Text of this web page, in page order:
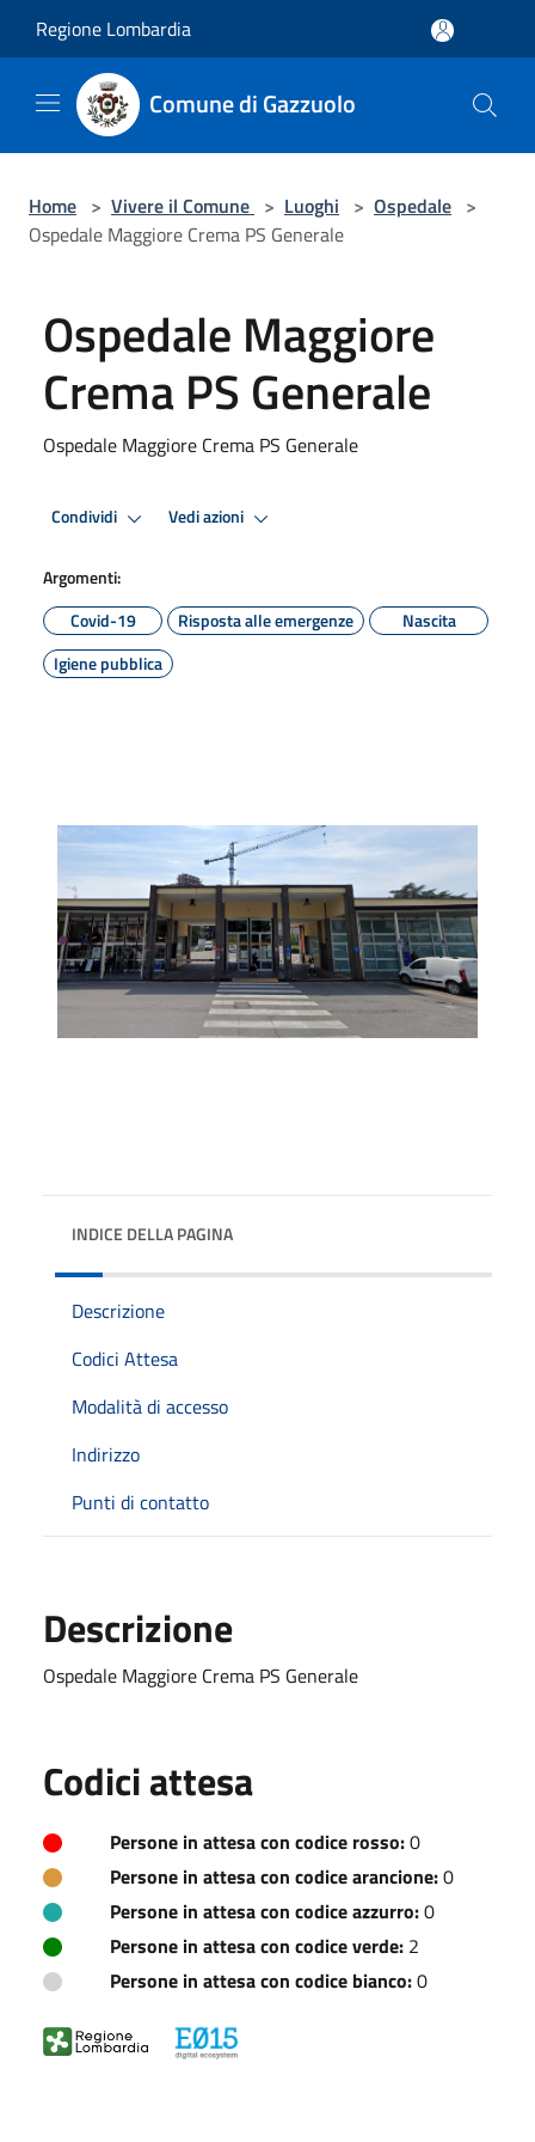
Regione Lombardia
Comune di Gazzuolo
Home > Vivere il Comune > Luoghi > Ospedale >
Ospedale Maggiore Crema PS Generale
Ospedale Maggiore
Crema PS Generale
Ospedale Maggiore Crema PS Generale
Condividi Vedi azioni
Argomenti:
Covid-19
Risposta alle emergenze
Nascita
Igiene pubblica
INDICE DELLA PAGINA
Descrizione
Codici Attesa
Modalità di accesso
Indirizzo
Punti di contatto
Descrizione
Ospedale Maggiore Crema PS Generale
Codici attesa
Persone in attesa con codice rosso:0
Persone in attesa con codice arancione:0
Persone in attesa con codice azzurro:0
Persone in attesa con codice verde: 2
Persone in attesa con codice bianco:0